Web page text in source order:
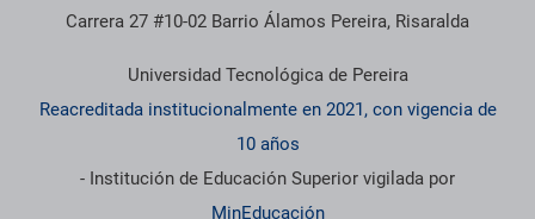
Carrera 27 #10-02 Barrio Álamos Pereira, Risaralda
Universidad Tecnológica de Pereira
Reacreditada institucionalmente en 2021, con vigencia de
10 años
- Institución de Educación Superior vigilada por
MinEducación